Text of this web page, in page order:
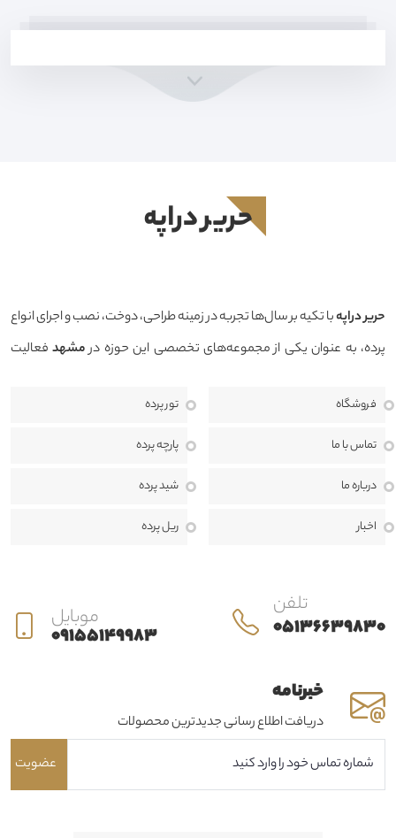
فروشگاه
تماس با ما
درباره ما
اخبار
تور پرده
پارچه پرده
شید پرده
ریل پرده
حرير دراپه
حرير دراپهبا تکیه بر سال‌ها تجربه در زمینه طراحی، دوخت، نصب و اجرای انواع
پرده، به عنوان یکی از مجموعه‌های تخصصی این حوزه درمشهد فعالیت
منزل، محل کار یا پروژه‌های تجاری برای مشتریان خود خلق کنیم.
انتخاب پرده تنها یک خرید ساده نیست، بلکه بخشی مهم از طراحی داخلی و
تا اندازه‌گیری، طراحی، دوخت، نصب و خدمات پس از فروش، در کنار مشتریان
خبرنامه
دریافت اطلاع رسانی جدیدترین محصولات
تلفن
05136639830 موبایل
09155149983
عضویت